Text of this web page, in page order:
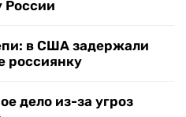
России
в США задержали
россиянку
дело из-за угроз